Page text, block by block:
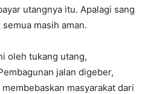
utangnya itu. Apalagi sang
masih aman.
oleh tukang utang,
jalan digeber,
masyarakat dari